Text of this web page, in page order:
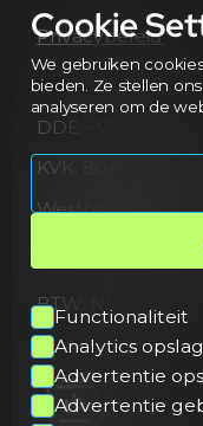
DDE - Video
KVK: 80467172
Westhavendijk 13
BTW:
Privacybeleid
Cookie
We gebruiken
bieden. Ze stellen
analyseren om de
Functionaliteit
Analytics opslag
Advertentie
Advertentie